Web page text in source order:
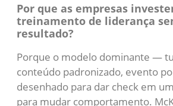
Por que as empresas
treinamento de liderança
resultado?
Porque o modelo dominante —
conteúdo padronizado, evento
desenhado para dar check em
para mudar comportamento.